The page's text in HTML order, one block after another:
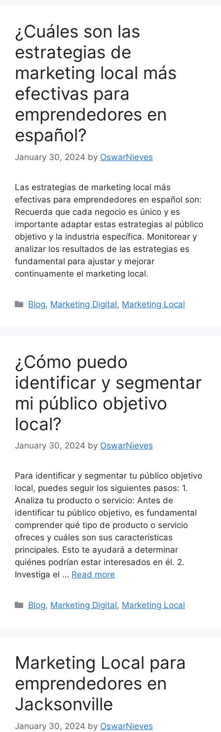
¿Cuáles son las
estrategias de
marketing local más
efectivas para
emprendedores en
español?
January 30, 2024 by OswarNieves
Las estrategias de marketing local más
efectivas para emprendedores en español son:
Recuerda que cada negocio es único y es
importante adaptar estas estrategias al público
objetivo y la industria específica. Monitorear y
analizar los resultados de las estrategias es
fundamental para ajustar y mejorar
continuamente el marketing local.
Categories
Blog, Marketing Digital, Marketing Local
¿Cómo puedo
identificar y segmentar
mi público objetivo
local?
January 30, 2024 by OswarNieves
Para identificar y segmentar tu público objetivo
local, puedes seguir los siguientes pasos: 1.
Analiza tu producto o servicio: Antes de
identificar tu público objetivo, es fundamental
comprender qué tipo de producto o servicio
ofreces y cuáles son sus características
principales. Esto te ayudará a determinar
quiénes podrían estar interesados en él. 2.
Investiga el … Read more
Categories
Blog, Marketing Digital, Marketing Local
Marketing Local para
emprendedores en
Jacksonville
January 30, 2024 by OswarNieves